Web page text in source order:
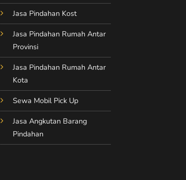
Jasa Pindahan Kost
Jasa Pindahan Rumah Antar
Provinsi
Jasa Pindahan Rumah Antar
Kota
Sewa Mobil Pick Up
Jasa Angkutan Barang
Pindahan